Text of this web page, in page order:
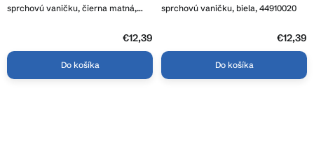
sprchovú vaničku, čierna matná,
€12,39
Do košíka
sprchovú vaničku, biela, 44910020
€12,39
Do košíka